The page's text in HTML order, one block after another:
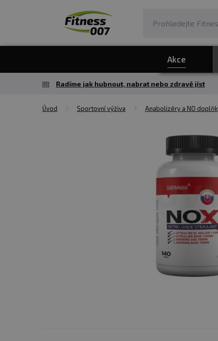
Akce
Radíme jak hubnout, nabrat nebo zdravě jíst
Úvod Sportovní výživa Anabolizéry a NO